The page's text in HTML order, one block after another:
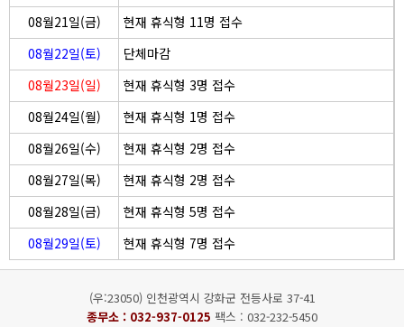
08월21일(금)
현재 휴식형 11명 접수
08월22일(토)
단체마감
08월23일(일)
현재 휴식형 3명 접수
08월24일(월)
현재 휴식형 1명 접수
08월26일(수)
현재 휴식형 2명 접수
08월27일(목)
현재 휴식형 2명 접수
08월28일(금)
현재 휴식형 5명 접수
08월29일(토)
현재 휴식형 7명 접수
(우:23050) 인천광역시 강화군 전등사로 37-41
종무소 : 032-937-0125 팩스 : 032-232-5450